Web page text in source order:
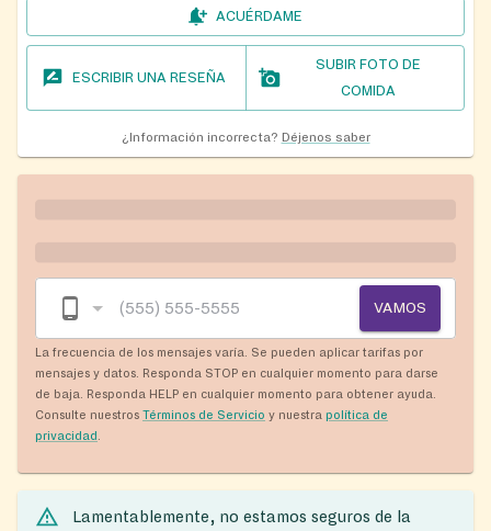
ACUÉRDAME
ESCRIBIR UNA RESEÑA
SUBIR FOTO DE
COMIDA
¿Información incorrecta? Déjenos saber
VAMOS
La frecuencia de los mensajes varía. Se pueden aplicar tarifas por
mensajes y datos. Responda STOP en cualquier momento para darse
de baja. Responda HELP en cualquier momento para obtener ayuda.
Consulte nuestros Términos de Servicio y nuestra política de
privacidad
Lamentablemente, no estamos seguros de la